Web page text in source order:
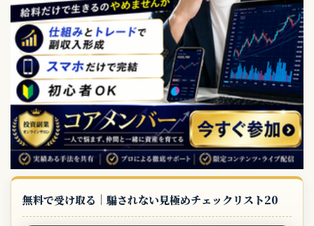
無料で受け取る｜騙されない見極めチェックリスト20